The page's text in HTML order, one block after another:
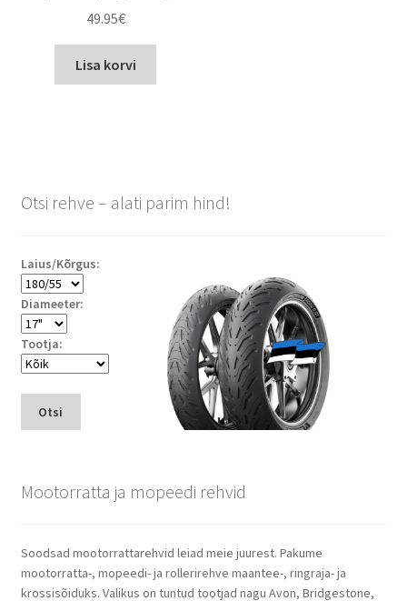
49.95€
Lisa korvi
Otsi rehve – alati parim hind!
Laius/Kõrgus:
Diameeter:
Tootja:
Otsi
Mootorratta ja mopeedi rehvid
Soodsad mootorrattarehvid leiad meie juurest. Pakume
mootorratta-, mopeedi- ja rollerirehve maantee-, ringraja- ja
krossisõiduks. Valikus on tuntud tootjad nagu Avon, Bridgestone,